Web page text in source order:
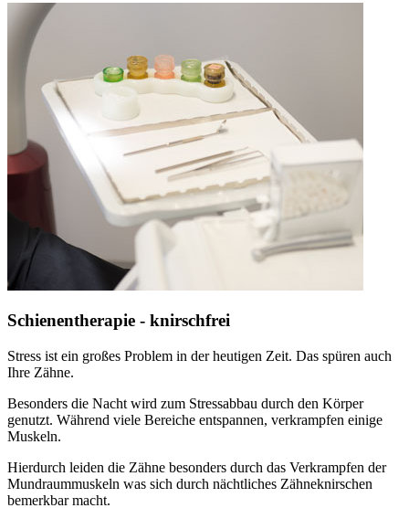
Schienentherapie - knirschfrei
Stress ist ein großes Problem in der heutigen Zeit. Das spüren auch
Ihre Zähne.
Besonders die Nacht wird zum Stressabbau durch den Körper
genutzt. Während viele Bereiche entspannen, verkrampfen einige
Muskeln.
Hierdurch leiden die Zähne besonders durch das Verkrampfen der
Mundraummuskeln was sich durch nächtliches Zähneknirschen
bemerkbar macht.